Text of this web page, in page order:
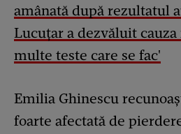
amânată după rezultatul
Lucuțar a dezvăluit
multe teste care se fac'
Emilia Ghinescu
foarte afectată de